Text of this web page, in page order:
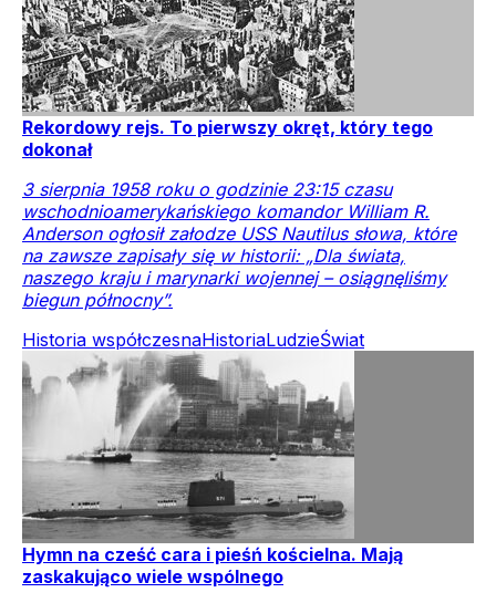
Rekordowy rejs. To pierwszy okręt, który tego
dokonał
3 sierpnia 1958 roku o godzinie 23:15 czasu
wschodnioamerykańskiego komandor William R.
Anderson ogłosił załodze USS Nautilus słowa, które
na zawsze zapisały się w historii: „Dla świata,
naszego kraju i marynarki wojennej – osiągnęliśmy
biegun północny”.
Historia współczesnaHistoriaLudzieŚwiat
Hymn na cześć cara i pieśń kościelna. Mają
zaskakująco wiele wspólnego